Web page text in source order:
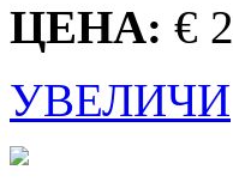
ЦЕНА: €
УВЕЛИЧИ